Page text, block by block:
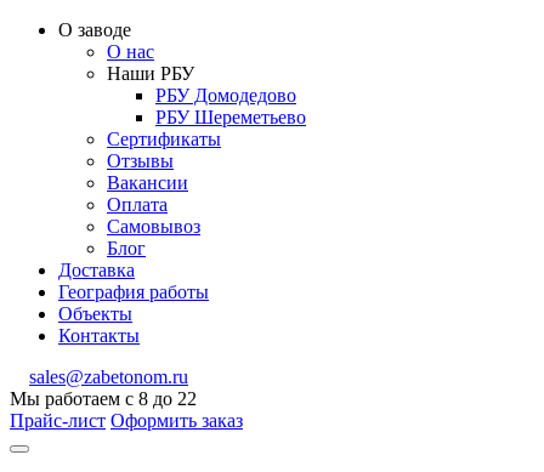
О заводе
О нас
Наши РБУ
РБУ Домодедово
РБУ Шереметьево
Сертификаты
Отзывы
Вакансии
Оплата
Самовывоз
Блог
Доставка
География работы
Объекты
Контакты
sales@zabetonom.ru
Мы работаем с 8 до 22
Прайс-лист Оформить заказ